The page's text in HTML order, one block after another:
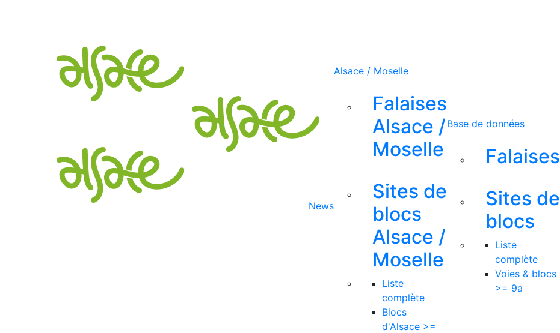
News
Alsace / Moselle
Falaises
Alsace /
Moselle
Sites de
blocs
Alsace /
Moselle
Liste
complète
Blocs
d'Alsace >=
Base de données
Falaises
Sites de
blocs
Liste
complète
Voies & blocs
>= 9a